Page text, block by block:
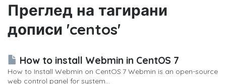
Преглед на тагирани
дописи 'centos'
How to install Webmin in CentOS 7
How to Install Webmin on CentOS 7 Webmin is an open-source
web control panel for system...